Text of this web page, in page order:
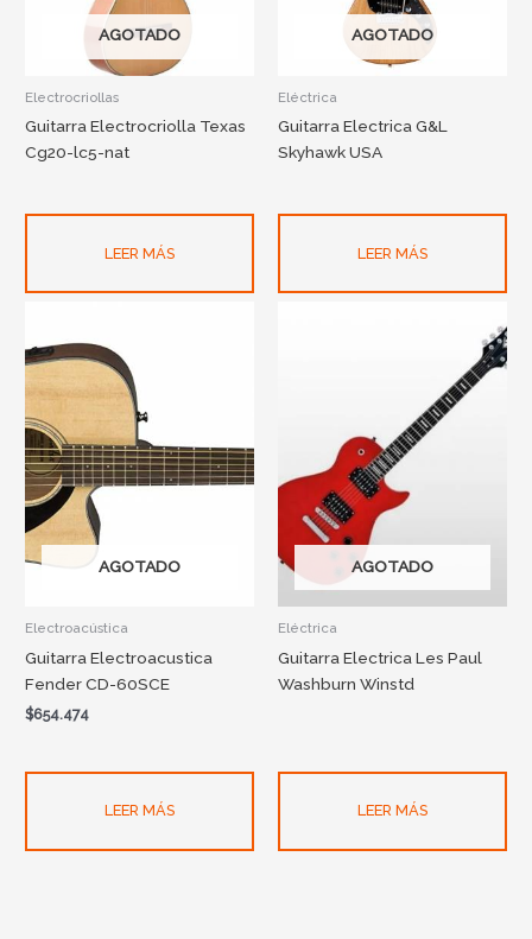
AGOTADO
Electrocriollas
Guitarra Electrocriolla Texas
Cg20-lc5-nat
LEER MÁS
AGOTADO
Eléctrica
Guitarra Electrica G&L
Skyhawk USA
LEER MÁS
AGOTADO
Electroacústica
Guitarra Electroacustica
Fender CD-60SCE
$654.474
LEER MÁS
AGOTADO
Eléctrica
Guitarra Electrica Les Paul
Washburn Winstd
LEER MÁS